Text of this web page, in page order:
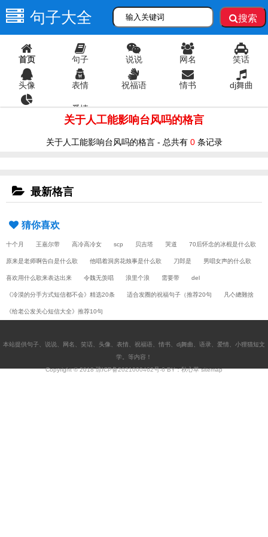
句子大全 搜索
首页 句子 说说 网名 笑话
头像 表情 祝福语 情书 dj舞曲
爱情
关于人工能影响台风吗的格言
关于人工能影响台风吗的格言 - 总共有 0条记录
最新格言
猜你喜欢
十个月 王嘉尔带 高冷高冷女 scp 贝吉塔 哭道 70后怀念的冰棍是什么歌
原来是老师啊告白是什么歌 他唱着洞房花烛事是什么歌 刀郎是 男唱女声的什么歌
喜欢用什么歌来表达出来 令魏无羡唱 浪里个浪 需要带 del
《冷漠的分手方式短信都不会》精选20条 适合发圈的祝福句子（推荐20句 凡亽總難捨
《给老公发关心短信大全》推荐10句
本站提供句子 说说 网名 笑话 头像 表情 祝福语 情书 dj舞曲 语录 爱情
小狸猫短文
学 。等内容！
Copyright © 2018琼ICP备2021000462号-6BY：秋心草sitemap